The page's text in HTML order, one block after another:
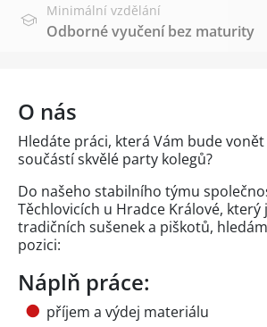
Minimální vzdělání
Odborné vyučení bez maturity
O nás
Hledáte práci, která Vám bude
součástí skvělé party kolegů?
Do našeho stabilního týmu
Těchlovicích u Hradce Králové, který
tradičních sušenek a piškotů,
pozici:
Náplň práce:
příjem a výdej materiálu